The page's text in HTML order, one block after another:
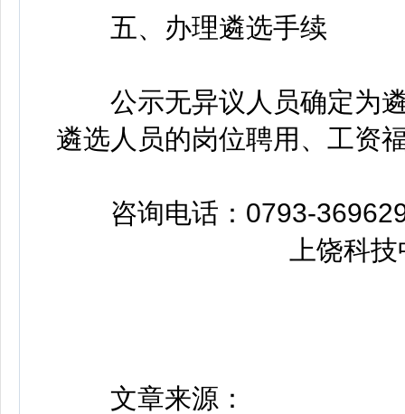
五、办理遴选手续
公示无异议人员确定为遴
遴选人员的岗位聘用、工资
咨询电话：0793-
上饶科技中
文章来源：